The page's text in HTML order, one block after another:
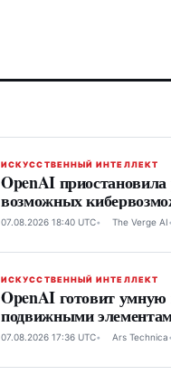
ИСКУССТВЕННЫЙ ИНТЕЛЛЕКТ
OpenAI приостановила
возможных
07.08.2026 18:40 UTC The Verge AI
ИСКУССТВЕННЫЙ ИНТЕЛЛЕКТ
OpenAI готовит умную
подвижными
07.08.2026 17:36 UTC Ars Technica